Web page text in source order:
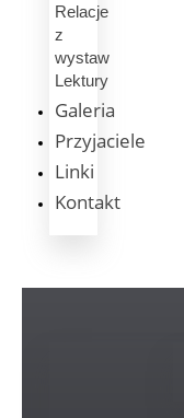
Relacje
z
wystaw
Lektury
Galeria
Przyjaciele
Linki
Kontakt